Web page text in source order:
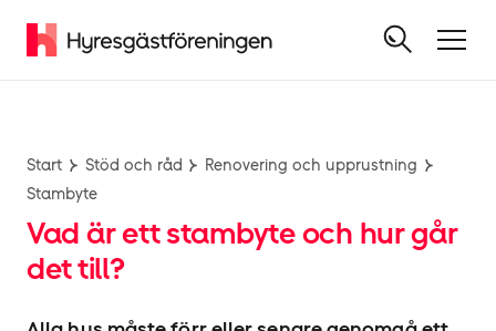
Start Stöd och råd
Renovering och upprustning
Stambyte
Vad är ett stambyte och hur går
det till?